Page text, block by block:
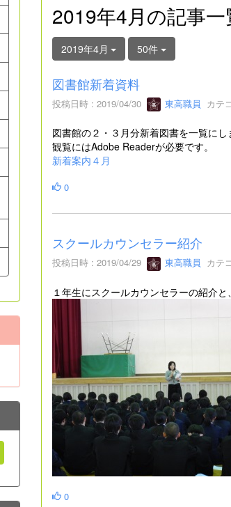
2019年4月の記事一
2019年4月 50件
図書館新着資料
投稿日時 : 2019/04/30 東高職員 カテ
図書館の２・３月分新着図書を一覧にし
観覧にはAdobe Readerが必要です。
新着案内４月
0
スクールカウンセラー紹介
投稿日時 : 2019/04/29 東高職員 カテ
１年生にスクールカウンセラーの紹介
0